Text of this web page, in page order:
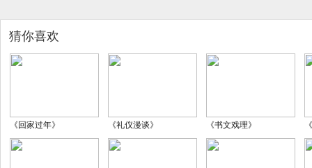
猜你喜欢
《回家过年》 《礼仪漫谈》 《书文戏理》